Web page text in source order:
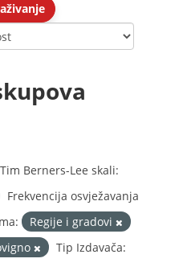
Berners-Lee skali:
Frekvencija osvježavanja
Regije i gradovi
Tip Izdavača: